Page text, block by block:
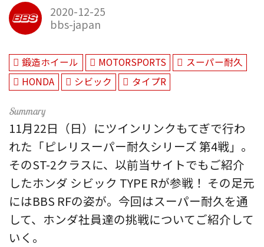
2020-12-25
bbs-japan
鍛造ホイール MOTORSPORTS
スーパー耐久
HONDA
シビック タイプR
11月22日（日）にツインリンクもてぎで行わ
れた「ピレリスーパー耐久シリーズ 第4戦」。
そのST-2クラスに、以前当サイトでもご紹介
したホンダ シビック TYPE Rが参戦！ その足元
にはBBS RFの姿が。今回はスーパー耐久を通
して、ホンダ社員達の挑戦についてご紹介して
いく。